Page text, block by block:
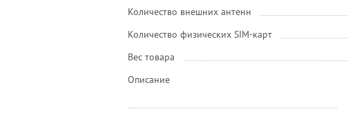
Количество внешних антенн
Количество физических SIM-карт
Вес товара
Описание